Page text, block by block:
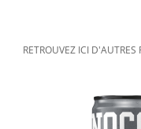
RETROUVEZ ICI